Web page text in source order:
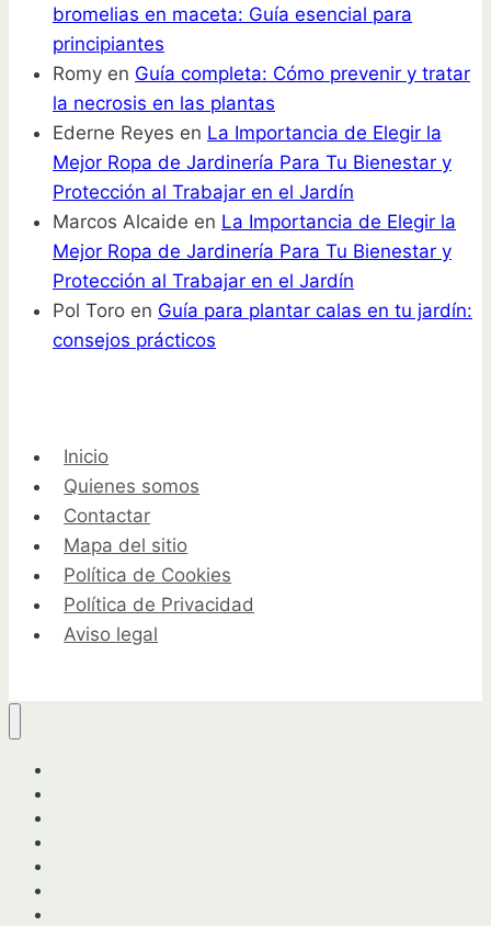
bromelias en maceta: Guía esencial para
principiantes
Romy en Guía completa: Cómo prevenir y tratar
la necrosis en las plantas
Ederne Reyes en La Importancia de Elegir la
Mejor Ropa de Jardinería Para Tu Bienestar y
Protección al Trabajar en el Jardín
Marcos Alcaide en La Importancia de Elegir la
Mejor Ropa de Jardinería Para Tu Bienestar y
Protección al Trabajar en el Jardín
Pol Toro en Guía para plantar calas en tu jardín:
consejos prácticos
Inicio
Quienes somos
Contactar
Mapa del sitio
Política de Cookies
Política de Privacidad
Aviso legal